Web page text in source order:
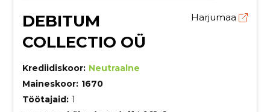
DEBITUM
COLLECTIO OÜ
Harjumaa
Krediidiskoor: Neutraalne
Maineskoor: 1670
Töötajaid: 1